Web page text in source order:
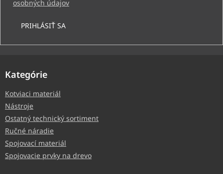
osobných údajov
PRIHLÁSIŤ SA
Kategórie
Kotviaci materiál
Nástroje
Ostatný technický sortiment
Ručné náradie
Spojovací materiál
Spojovacie prvky na drevo